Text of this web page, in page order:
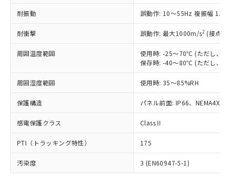
耐振動 誤動作: 10～55Hz 複振幅
耐衝撃 誤動作: 最大1000m/s2 (接点
周囲温度範囲
使用時: -25～70℃ (ただし、氷
保存時: -40～80℃ (ただし、氷
周囲湿度範囲 使用時: 35～85%RH
保護構造 パネル前面: IP66、NEMA4X,
感電保護クラス Class II
PTI（トラッキング特性） 175
汚染度 3 (EN60947-5-1)
タに基づき作成されるものであり、閲
覧された時点での実際の在庫および標
準価格とは異なる場合があることをご
正式な納期状況および標準価格はお客
様のお取引先、またはお客様担当のオ
ムロン制御機器販売店・当社販売員に
オムロン制御機器販売店や当社販売拠
販売ネットワーク
」をご確認
在庫状況および標準価格結果を当社の
事前の承諾なく第三者に漏洩または開
示しないようお願いします。
マイパーツ機能（部品リスト作成サー
ビス）をご利用いただくには、I-Web
鉛(Pb) 1000ppm以下、 水銀(Hg) 1000ppm以下、 カド
六価クロム(Cr(Ⅵ)) 1000ppm以下、ポリ臭化ビフェニル
類(PBB) 1000ppm以下、ポリ臭化ジフェニルエーテル類
ルベンジル（BBP） 1000ppm以下、フタル酸ジブチル
（DBP） 1000ppm以下、フタル酸ジイソブチル
但し、RoHS指令で産業用監視および制御機器に対する
適用除外項目は除く。
フタル酸エステル類の４物質については閾値を超える意
図的な使用がないことを確認しています。
部品在庫の切り替え状況などにより、予定
月が前後することがあります。
*中国RoHS10物質の基準値 (GB/T26572)：
Pb(鉛) :1000ppm、 Hg(水銀) : 1000ppm、 Cd(カドミウ
Cr(Ⅵ)(六価クロム) : 1000ppm、 PBBs(ポリ臭化ビフェ
ニル類) : 1000ppm、 PBDEs(ポリ臭化ジフェニルエーテ
ル類) : 1000ppm、
DBP(フタル酸ジブチル) : 1000ppm、 DIBP(フタル酸ジ
イソブチル) : 1000ppm、 BBP(フタル酸ブチルベンジ
DEHP(フタル酸ビス(2-エチルヘキシル)) : 1000ppm
「ｅ」：有害物質（10物質）のすべてが基
準値以下であることを示します。
「10」：通常の使用状況下において有害物
質が外部に漏えいし、環境に深刻な影響を
及ぼさない年数を意味します。
または国外への提供する場合は、日本
国政府の輸出許可(または役務取引許
可)を取得するなどの必要な手続きを
当社は規制貨物を破棄する場合は、完
全に破砕するなど、違法に輸出されな
いよう必要な手段を講じます。
当社は貴社製品を、核兵器、ミサイ
ル、化学兵器、生物兵器またはその他
武器並びにこれらの製造装置等に一切
当社は、貴社製品を第三者に販売する
場合は、上記1、2および3の内容を当
該第三者に通知します。また当社は、
販売先および販売に係わる関係者が違
法に輸出するおそれがある場合は、取
り引きをいたしません。
一定数以上の在庫あり
一定数には満たないが在庫あり
在庫なし(最新の在庫状況につ
いては、お客様のお取引先、ま
たはお客様担当のオムロン制御
機器販売店・当社販売員にご確
受注生産機種、また在庫状況の
情報を公開していない機種